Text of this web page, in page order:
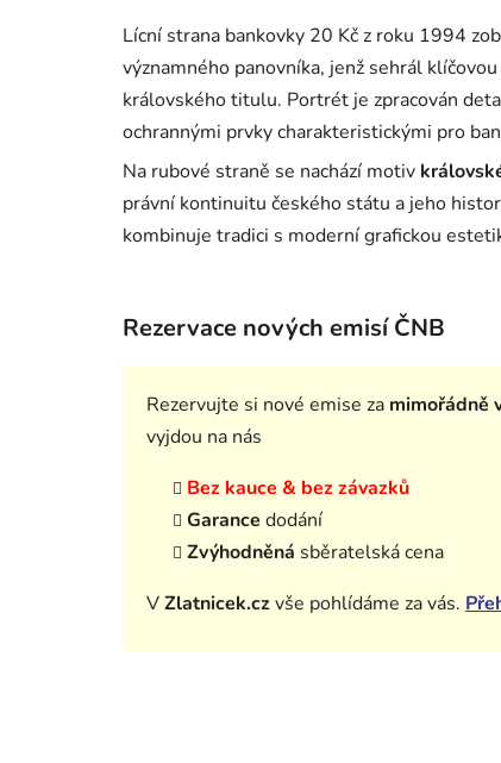
Lícní strana bankovky 20 Kč z roku 1994
významného panovníka, jenž sehrál
královského titulu. Portrét je zpracován
ochrannými prvky charakteristickými pro
Na rubové straně se nachází motiv
právní kontinuitu českého státu a jeho
kombinuje tradici s moderní grafickou
Rezervace nových emisí ČNB
Rezervujte si nové emise za mimořádně
vyjdou na nás
Bez kauce & bez závazků
Garance dodání
Zvýhodněná sběratelská cena
VZlatnicek.czvše pohlídáme za vás.